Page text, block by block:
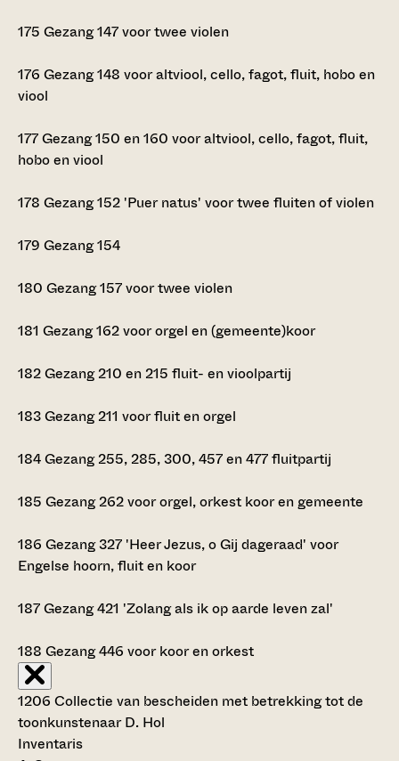
175 Gezang 147 voor twee violen
176 Gezang 148 voor altviool, cello, fagot, fluit, hobo en
viool
177Gezang 150 en 160 voor altviool, cello, fagot, fluit,
hobo en viool
178 Gezang 152 'Puer natus' voor twee fluiten of violen
179 Gezang 154
180 Gezang 157 voor twee violen
181 Gezang 162 voor orgel en (gemeente)koor
182Gezang 210 en 215 fluit- en vioolpartij
183Gezang 211 voor fluit en orgel
184Gezang 255, 285, 300, 457 en 477 fluitpartij
185 Gezang 262 voor orgel, orkest koor en gemeente
186 Gezang 327 'Heer Jezus, o Gij dageraad' voor
Engelse hoorn, fluit en koor
187Gezang 421 'Zolang als ik op aarde leven zal'
188 Gezang 446 voor koor en orkest
1206 Collectie van bescheiden met betrekking tot de
toonkunstenaar D. Hol
Inventaris